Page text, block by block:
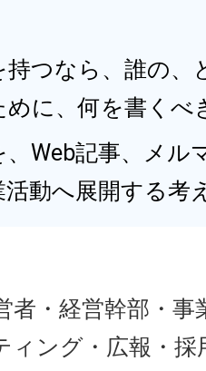
つなら、誰の、
めに、何を書くべ
Web記事、メル
活動へ展開する考
者・経営幹部・事
ィング・広報・採